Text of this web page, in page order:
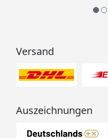
Versand
Auszeichnungen